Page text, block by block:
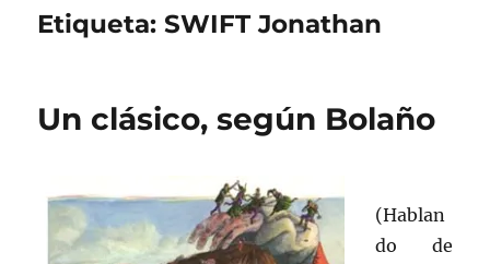
Etiqueta:SWIFT Jonathan
Un clásico, según Bolaño
(Hablan
do de